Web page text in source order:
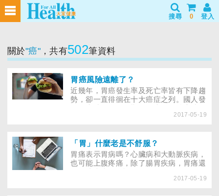
搜尋 0 登入
關於"癌"，共有502筆資料
胃癌風險遠離了？
近幾年，胃癌發生率及死亡率皆有下降趨
勢，卻一直徘徊在十大癌症之列。國人發
機，如何提早發現胃癌？高危險群又該怎
過，隨著發生率和死亡率逐年下降，近幾
年民眾似乎已遺忘了胃癌的威脅性。最新
出爐的89年十大癌症發生率排行榜中，胃
癌降為第八位；在死亡率方面，胃癌也降
為91年十大癌症死因的第五位。然而，胃
2017-05-19
「胃」什麼老是不舒服？
胃痛表示胃病嗎？心臟病和大動脈疾病，
也可能上腹疼痛，除了腸胃疾病，胃痛還
2017-05-19